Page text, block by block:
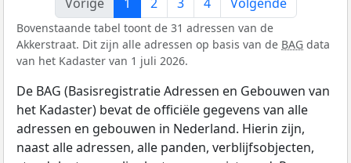
Bovenstaande tabel toont de 31 adressen van de
Akkerstraat. Dit zijn alle adressen op basis van de BAG data
van het Kadaster van 1 juli 2026.
De BAG (Basisregistratie Adressen en Gebouwen van
het Kadaster) bevat de officiële gegevens van alle
adressen en gebouwen in Nederland. Hierin zijn,
naast alle adressen, alle panden, verblijfsobjecten,